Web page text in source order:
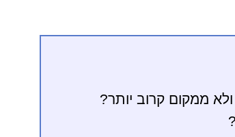
ממקום קרוב יותר?